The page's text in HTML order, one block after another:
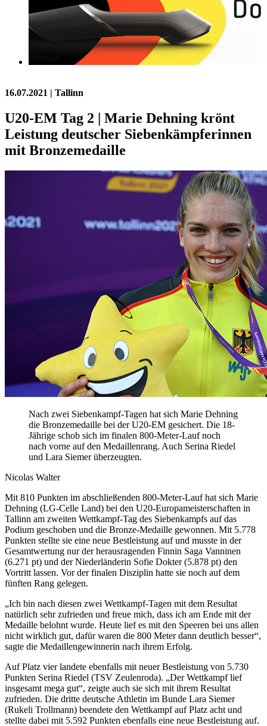
16.07.2021 | Tallinn
U20-EM Tag 2 | Marie Dehning krönt
Leistung deutscher Siebenkämpferinnen
mit Bronzemedaille
Nach zwei Siebenkampf-Tagen hat sich Marie Dehning
die Bronzemedaille bei der U20-EM gesichert. Die 18-
Jährige schob sich im finalen 800-Meter-Lauf noch
nach vorne auf den Medaillenrang. Auch Serina Riedel
und Lara Siemer überzeugten.
Nicolas Walter
Mit 810 Punkten im abschließenden 800-Meter-Lauf hat sich Marie
Dehning (LG-Celle Land) bei den U20-Europameisterschaften in
Tallinn am zweiten Wettkampf-Tag des Siebenkampfs auf das
Podium geschoben und die Bronze-Medaille gewonnen. Mit 5.778
Punkten stellte sie eine neue Bestleistung auf und musste in der
Gesamtwertung nur der herausragenden Finnin Saga Vanninen
(6.271 pt) und der Niederländerin Sofie Dokter (5.878 pt) den
Vortritt lassen. Vor der finalen Disziplin hatte sie noch auf dem
fünften Rang gelegen.
„Ich bin nach diesen zwei Wettkampf-Tagen mit dem Resultat
natürlich sehr zufrieden und freue mich, dass ich am Ende mit der
Medaille belohnt wurde. Heute lief es mit den Speeren bei uns allen
nicht wirklich gut, dafür waren die 800 Meter dann deutlich besser“,
sagte die Medaillengewinnerin nach ihrem Erfolg.
Auf Platz vier landete ebenfalls mit neuer Bestleistung von 5.730
Punkten Serina Riedel (TSV Zeulenroda). „Der Wettkampf lief
insgesamt mega gut“, zeigte auch sie sich mit ihrem Resultat
zufrieden. Die dritte deutsche Athletin im Bunde Lara Siemer
(Rukeli Trollmann) beendete den Wettkampf auf Platz acht und
stellte dabei mit 5.592 Punkten ebenfalls eine neue Bestleistung auf.